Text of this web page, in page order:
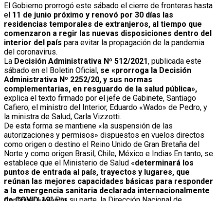
El Gobierno prorrogó este sábado el cierre de fronteras hasta
el 11 de junio próximo y renovó por 30 días las
residencias temporales de extranjeros, al tiempo que
comenzaron a regir las nuevas disposiciones dentro del
interior del país para evitar la propagación de la pandemia
del coronavirus.
La Decisión Administrativa Nº 512/2021, publicada este
sábado en el Boletin Oficial, se «prorroga la Decisión
Administrativa Nº 2252/20, y sus normas
complementarias, en resguardo de la salud pública»,
explica el texto firmado por el jefe de Gabinete, Santiago
Cafiero; el ministro del Interior, Eduardo «Wado» de Pedro, y
la ministra de Salud, Carla Vizzotti.
De esta forma se mantiene «la suspensión de las
autorizaciones y permisos» dispuestos en vuelos directos
como origen o destino el Reino Unido de Gran Bretaña del
Norte y como origen Brasil, Chile, México e India».En tanto, se
establece que el Ministerio de Salud «determinará los
puntos de entrada al país, trayectos y lugares, que
reúnan las mejores capacidades básicas para responder
a la emergencia sanitaria declarada internacionalmente